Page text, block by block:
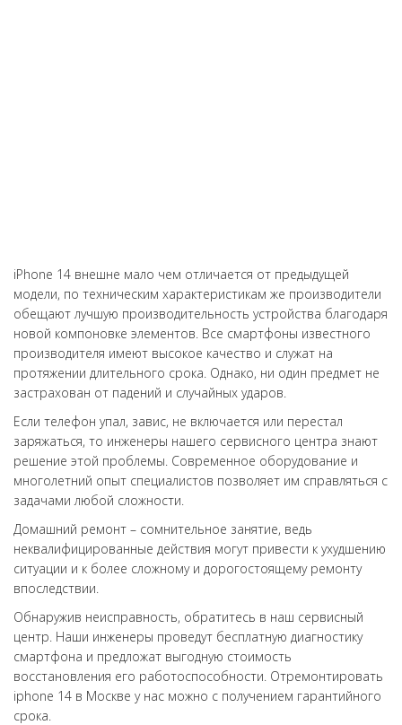
iPhone 14 внешне мало чем отличается от предыдущей
модели, по техническим характеристикам же производители
обещают лучшую производительность устройства благодаря
новой компоновке элементов. Все смартфоны известного
производителя имеют высокое качество и служат на
протяжении длительного срока. Однако, ни один предмет не
застрахован от падений и случайных ударов.
Если телефон упал, завис, не включается или перестал
заряжаться, то инженеры нашего сервисного центра знают
решение этой проблемы. Современное оборудование и
многолетний опыт специалистов позволяет им справляться с
задачами любой сложности.
Домашний ремонт – сомнительное занятие, ведь
неквалифицированные действия могут привести к ухудшению
ситуации и к более сложному и дорогостоящему ремонту
впоследствии.
Обнаружив неисправность, обратитесь в наш сервисный
центр. Наши инженеры проведут бесплатную диагностику
смартфона и предложат выгодную стоимость
восстановления его работоспособности. Отремонтировать
iphone 14 в Москве у нас можно с получением гарантийного
срока.